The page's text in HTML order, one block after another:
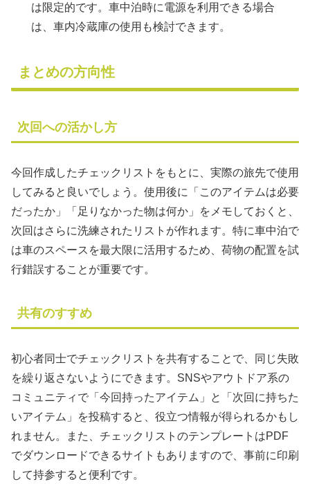
は限定的です。車中泊時に電源を利用できる場合
は、車内冷蔵庫の使用も検討できます。
まとめの方向性
次回への活かし方
今回作成したチェックリストをもとに、実際の旅先で使用
してみると良いでしょう。使用後に「このアイテムは必要
だったか」「足りなかった物は何か」をメモしておくと、
次回はさらに洗練されたリストが作れます。特に車中泊で
は車のスペースを最大限に活用するため、荷物の配置を試
行錯誤することが重要です。
共有のすすめ
初心者同士でチェックリストを共有することで、同じ失敗
を繰り返さないようにできます。SNSやアウトドア系の
コミュニティで「今回持ったアイテム」と「次回に持ちた
いアイテム」を投稿すると、役立つ情報が得られるかもし
れません。また、チェックリストのテンプレートはPDF
でダウンロードできるサイトもありますので、事前に印刷
して持参すると便利です。